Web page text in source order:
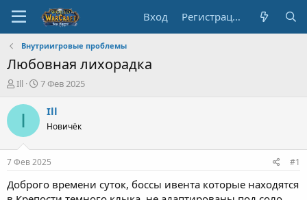
Вход Регистрация
Внутриигровые проблемы
Любовная лихорадка
А
т
р
е
м
ы
Ill
Д
ч
а
л
7 Фев 2025
I Ill
Новичёк
7 Фев 2025 #1
Доброго времени суток, боссы ивента которые находятся